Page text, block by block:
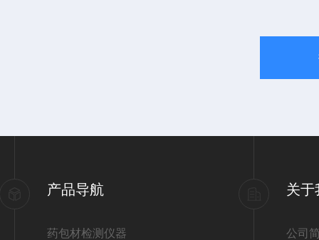
产品导航
药包材检测仪器
关于
公司